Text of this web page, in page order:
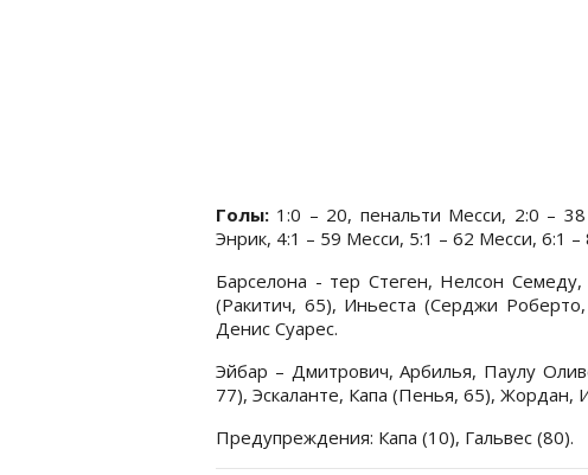
Голы: 1:0 – 20, пенальти Месси, 2:0 –
Энрик, 4:1 – 59 Месси, 5:1 – 62 Месси, 6:1 –
Барселона - тер Стеген, Нелсон
(Ракитич, 65), Иньеста (Серджи
Денис Суарес.
Эйбар – Дмитрович, Арбилья, Паулу
77), Эскаланте, Капа (Пенья, 65), Жордан,
Предупреждения: Капа (10), Гальвес (80).